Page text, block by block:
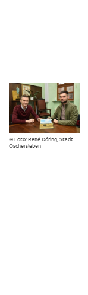
© Foto: René Döring, Stadt
Oschersleben